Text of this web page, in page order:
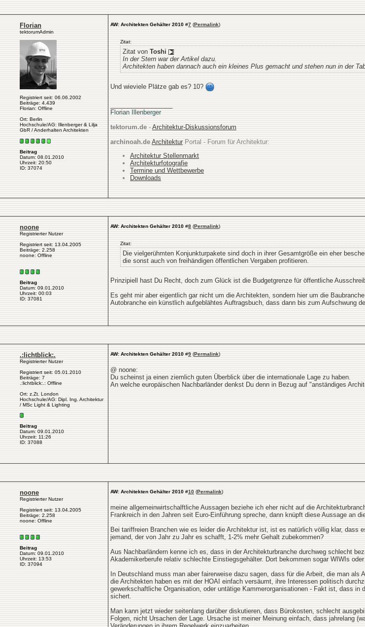
Florian
tektorumAdmin
Registriert seit: 06.06.2002
Beiträge: 4.439
Florian: Offline
Ort: Berlin
Hochschule/AG: Illenberger & Lilja
GbR / Anderhalten Architekten
Beitrag
Datum: 08.01.2010
Uhrzeit: 20:50
ID: 37074
AW: Architekten Gehälter 2010 #7 (Permalink)
Zitat:
Zitat von Toshi
In der Stern war der Artikel dazu.
Architekten haben dannach auch ein kleines Plus gemacht und stehen nun in der
Und wieviele Plätze gab es? 10?
Florian Illenberger
tektorum.de - Architektur-Diskussionsforum
archinoah.de ArchitekturPortal - Forum für Architektur:
Architektur Stellenmarkt
Architekturfotografie
Termine und Wettbewerbe
Downloads
noone
Registrierter Nutzer
Registriert seit: 13.04.2005
Beiträge: 2.258
noone: Offline
Beitrag
Datum: 09.01.2010
Uhrzeit: 00:03
ID: 37081
AW: Architekten Gehälter 2010 #8 (Permalink)
Zitat:
Die vielgerühmten Konjunkturpakete sind doch in ihrer Gesamtgröße ein eher
die sonst auch von freihändigen öffentlichen Vergaben profitieren.
Prinzipiell hast Du Recht, doch zum Glück ist die Budgetgrenze für öffentliche
Es geht mir aber eigentlich gar nicht um die Architekten, sondern hier um die
Autobranche ein künstlich aufgeblähtes Auftragsbuch, dass dann bis zum Aufschwung
.:lichtblick:.
Registrierter Nutzer
Registriert seit: 05.01.2010
Beiträge: 7
.:lichtblick:.: Offline
Ort: z.Zt. London
Hochschule/AG: Dipl. Ing. Architektur
/ MSc Light & Lighting
Beitrag
Datum: 09.01.2010
Uhrzeit: 11:26
ID: 37088
AW: Architekten Gehälter 2010 #9 (Permalink)
@ noone:
Du scheinst ja einen ziemlich guten Überblick über die internationale Lage zu haben.
An welche europäischen Nachbarländer denkst Du denn in Bezug auf "anständiges
noone
Registrierter Nutzer
Registriert seit: 13.04.2005
Beiträge: 2.258
noone: Offline
Beitrag
Datum: 09.01.2010
Uhrzeit: 13:53
ID: 37094
AW: Architekten Gehälter 2010 #10 (Permalink)
meine allgemeinwirtschalftliche Aussagen beziehe ich eher nicht auf die
Frankreich in den Jahren seit Euro-Einführung spreche, dann knüpft diese Aussage an
Bei tariffreien Branchen wie es leider die Architektur ist, ist es natürlich völlig klar,
jemand, der von Jahr zu Jahr es schafft, 1-2% mehr Gehalt zubekommen?
Aus Nachbarländern kenne ich es, dass in der Architekturbranche durchweg schlecht
Akademikerberufe relativ schlechte Einstiegsgehälter. Dort bekommen sogar WIWIs
In Deutschland muss man aber fairerweise dazu sagen, dass für die Arbeit, die man
die Architekten haben es mit der HOAI einfach versäumt, ihre Interessen politisch
gewerkschaftliche Organisation, oder untätige Kammerorganisationen - Fakt ist, dass
sichert.
Man kann jetzt wieder seitenlang darüber diskutieren, dass Bürokosten, schlecht
Folgen, nicht Ursachen der Lage. Ursache ist meiner Meinung einfach, dass jahrelang